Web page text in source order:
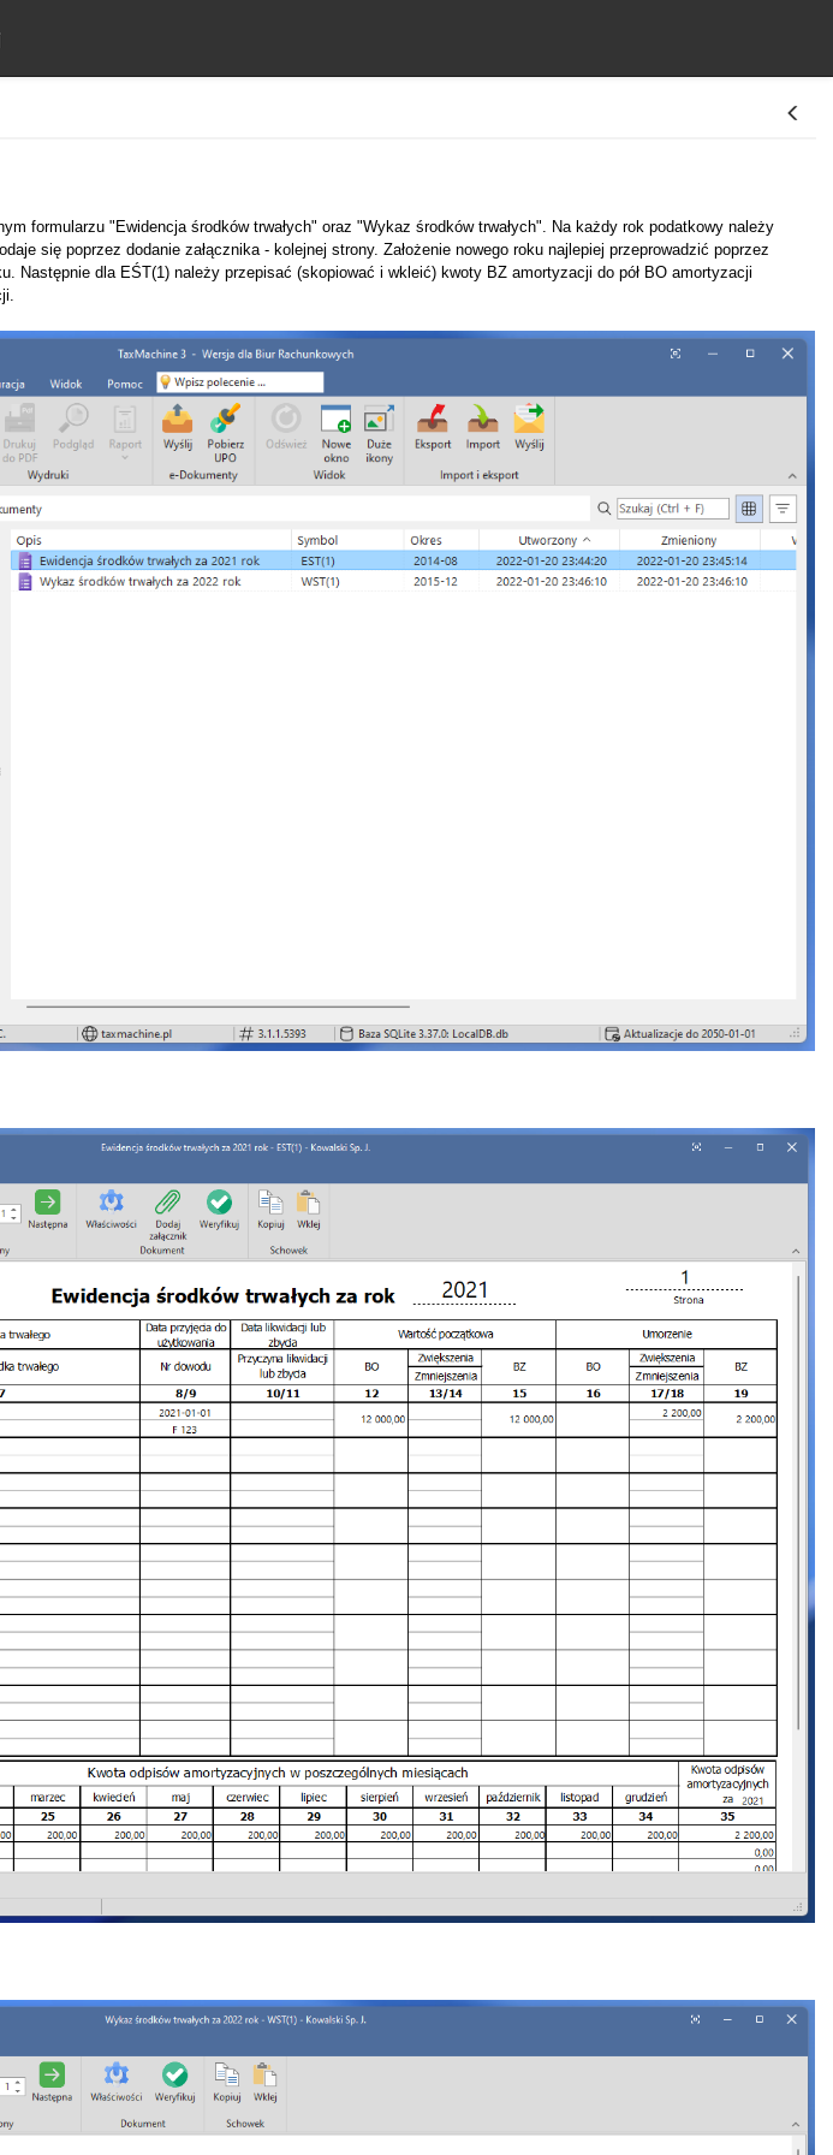
formularzu "Ewidencja środków trwałych" oraz "Wykaz środków trwałych". Na każdy rok podatkowy należy
się poprzez dodanie załącznika - kolejnej strony. Założenie nowego roku najlepiej przeprowadzić poprzez
Następnie dla EŚT(1) należy przepisać (skopiować i wkleić) kwoty BZ amortyzacji do pół BO amortyzacji